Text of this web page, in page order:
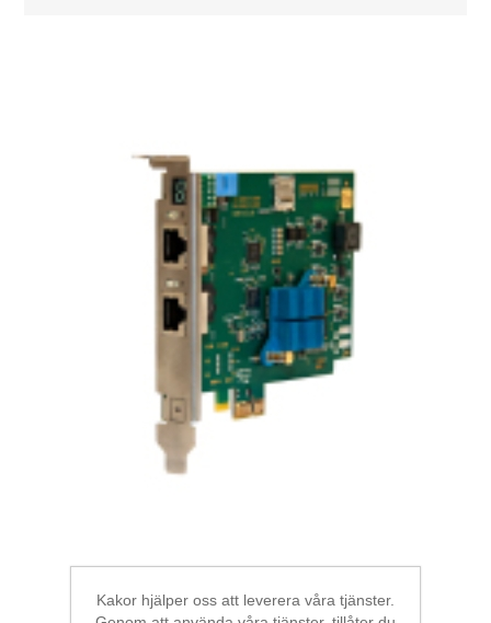
Elkvalitetsmätning
Tillståndsövervakning
Vibrationsanalys
Temperaturmätning
Begner Machines
ibaN-2E
Kakor hjälper oss att leverera våra tjänster.